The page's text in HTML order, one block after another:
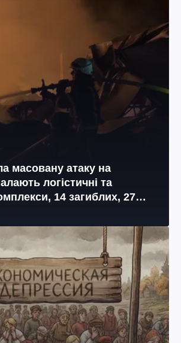
масовану атаку на
логістичні та
14 загиблих, 27
відео)